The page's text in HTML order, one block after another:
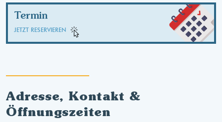
Termin
JETZT RESERVIEREN
Adresse, Kontakt &
Öffnungszeiten